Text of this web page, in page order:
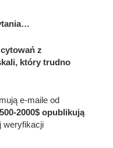
z
który trudno
e-maile od
500-2000$ opublikują
weryfikacji